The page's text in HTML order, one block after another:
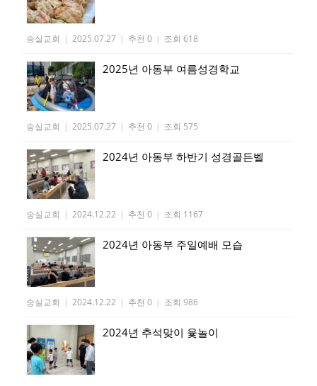
숭실교회 | 2025.07.27 | 추천 0 | 조회 618
2025년 아동부 여름성경학교
숭실교회 | 2025.07.27 | 추천 0 | 조회 575
2024년 아동부 하반기 성경골든벨
숭실교회 | 2024.12.22 | 추천 0 | 조회 1167
2024년 아동부 주일예배 모습
숭실교회 | 2024.12.22 | 추천 0 | 조회 986
2024년 추석맞이 윷놀이